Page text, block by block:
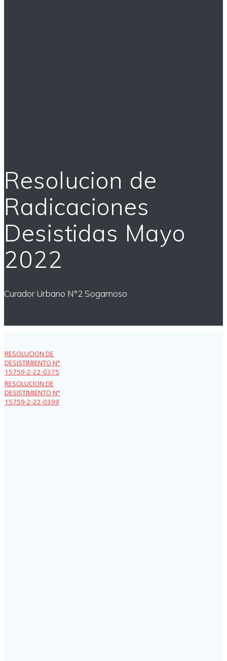
Resolucion de
Radicaciones
Desistidas Mayo
2022
Curador Urbano N°2 Sogamoso
RESOLUCION DE
DESISTIMIENTO N°
15759-2-22-0375
RESOLUCION DE
DESISTIMIENTO N°
15759-2-22-0399